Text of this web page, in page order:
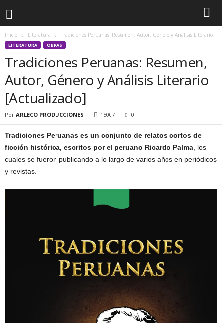
Inicio Literatura Tradiciones Peruanas: Resumen, Autor, Género y Análisis Literario
LITERATURA OBRAS
Tradiciones Peruanas: Resumen,
Autor, Género y Análisis Literario
[Actualizado]
Por ARLECO PRODUCCIONES 15007 0
Tradiciones Peruanas es un conjunto de relatos cortos de
ficción histórica, escritos por el peruano Ricardo Palma , los
cuales se fueron publicando a lo largo de varios años en periódicos
y revistas.